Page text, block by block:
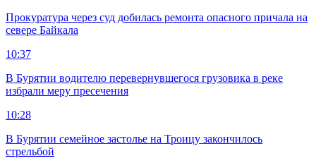
Прокуратура через суд добилась ремонта опасного причала на
севере Байкала
10:37
В Бурятии водителю перевернувшегося грузовика в реке
избрали меру пресечения
10:28
В Бурятии семейное застолье на Троицу закончилось
стрельбой